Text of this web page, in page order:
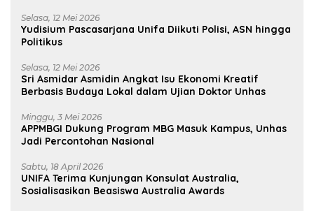
Selasa, 12 Mei 2026
Yudisium Pascasarjana Unifa Diikuti Polisi, ASN hingga
Politikus
Selasa, 12 Mei 2026
Sri Asmidar Asmidin Angkat Isu Ekonomi Kreatif
Berbasis Budaya Lokal dalam Ujian Doktor Unhas
Minggu, 3 Mei 2026
APPMBGI Dukung Program MBG Masuk Kampus, Unhas
Jadi Percontohan Nasional
Sabtu, 18 April 2026
UNIFA Terima Kunjungan Konsulat Australia,
Sosialisasikan Beasiswa Australia Awards